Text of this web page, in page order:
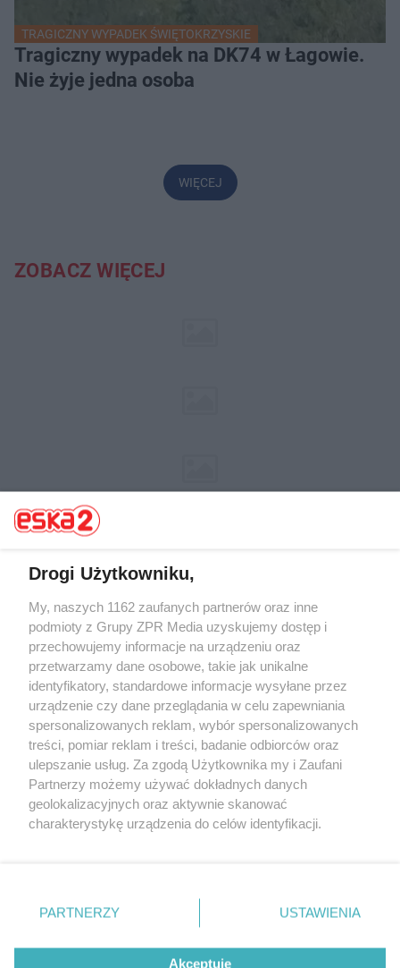
TRAGICZNY WYPADEK ŚWIĘTOKRZYSKIE
Tragiczny wypadek na DK74 w Łagowie.
Nie żyje jedna osoba
WIĘCEJ
ZOBACZ WIĘCEJ
Żaden utwór zamieszczony w serwisie nie może być powielany i
rozpowszechniany lub dalej rozpowszechniany w jakikolwiek sposób (w
tym także elektroniczny lub mechaniczny) na jakimkolwiek polu
eksploatacji w jakiejkolwiek formie, włącznie z umieszczaniem w
Internecie bez pisemnej zgody właściciela praw. Jakiekolwiek użycie lub
wykorzystanie utworów w całości lub w części z naruszeniem prawa,
tzn. bez właściwej zgody, jest zabronione pod groźbą kary i może być
ścigane prawnie.
Drogi Użytkowniku,
My, naszych 1162 zaufanych partnerów oraz inne
podmioty z Grupy ZPR Media uzyskujemy dostęp i
przechowujemy informacje na urządzeniu oraz
przetwarzamy dane osobowe, takie jak unikalne
identyfikatory, standardowe informacje wysyłane przez
urządzenie czy dane przeglądania w celu zapewniania
spersonalizowanych reklam, wybór spersonalizowanych
treści, pomiar reklam i treści, badanie odbiorców oraz
ulepszanie usług. Za zgodą Użytkownika my i Zaufani
Partnerzy możemy używać dokładnych danych
geolokalizacyjnych oraz aktywnie skanować
charakterystykę urządzenia do celów identyfikacji.
zmienić/wycofać klikając przycisk ustawień prywatności
znajdujący się w lewym dolnym rogu strony
rodzaje przetwarzania danych nie wymagają zgody
użytkownika, ale masz prawo sprzeciwić się takiemu
PARTNERZY USTAWIENIA
Akceptuję